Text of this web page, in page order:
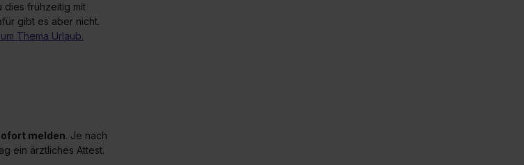
dies frühzeitig mit
gibt es aber nicht.
Thema Urlaub.
melden. Je nach
ein ärztliches Attest.